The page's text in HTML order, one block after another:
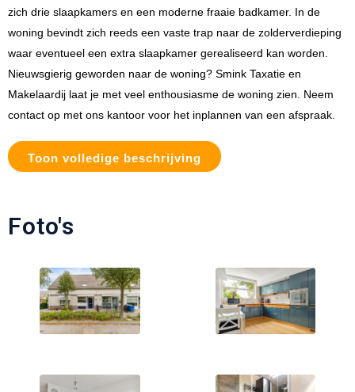
zich drie slaapkamers en een moderne fraaie badkamer. In de
woning bevindt zich reeds een vaste trap naar de zolderverdieping
waar eventueel een extra slaapkamer gerealiseerd kan worden.
Nieuwsgierig geworden naar de woning? Smink Taxatie en
Makelaardij laat je met veel enthousiasme de woning zien. Neem
contact op met ons kantoor voor het inplannen van een afspraak.
Toon volledige beschrijving
Foto's